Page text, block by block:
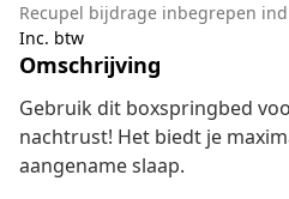
Recupel bijdrage inbegrepen
Inc. btw
Omschrijving
Gebruik dit boxspringbed
nachtrust! Het biedt je
aangename slaap.